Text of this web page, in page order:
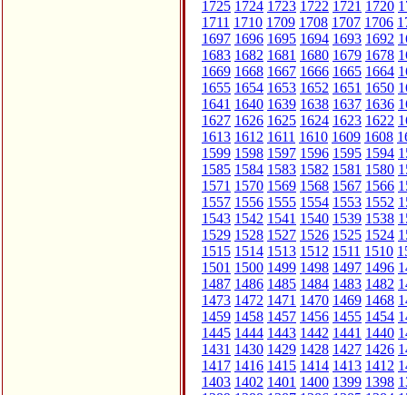
1725 1724 1723 1722 1721 1720
1711 1710 1709 1708 1707 1706
1697 1696 1695 1694 1693 1692
1683 1682 1681 1680 1679 1678
1669 1668 1667 1666 1665 1664
1655 1654 1653 1652 1651 1650
1641 1640 1639 1638 1637 1636
1627 1626 1625 1624 1623 1622
1613 1612 1611 1610 1609 1608
1599 1598 1597 1596 1595 1594
1585 1584 1583 1582 1581 1580
1571 1570 1569 1568 1567 1566
1557 1556 1555 1554 1553 1552
1543 1542 1541 1540 1539 1538
1529 1528 1527 1526 1525 1524
1515 1514 1513 1512 1511 1510
1501 1500 1499 1498 1497 1496
1487 1486 1485 1484 1483 1482
1473 1472 1471 1470 1469 1468
1459 1458 1457 1456 1455 1454
1445 1444 1443 1442 1441 1440
1431 1430 1429 1428 1427 1426
1417 1416 1415 1414 1413 1412
1403 1402 1401 1400 1399 1398